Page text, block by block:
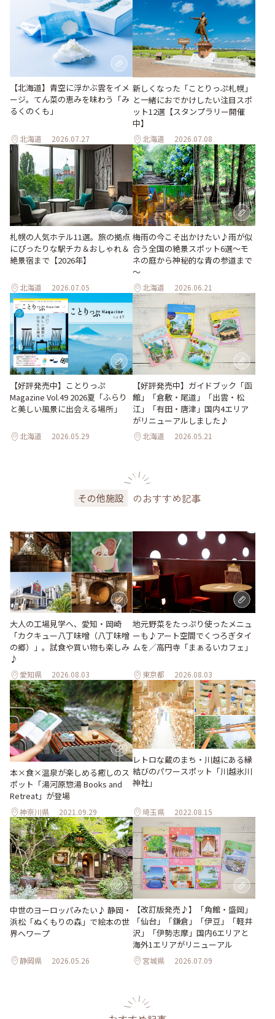
【北海道】青空に浮かぶ雲をイメ
ージ。てん菜の恵みを味わう「み
るくのくも」
北海道 2026.07.27
新しくなった「ことりっぷ札幌」
と一緒におでかけしたい注目スポ
ット12選【スタンプラリー開催
中】
北海道 2026.07.08
札幌の人気ホテル11選。旅の拠点
にぴったりな駅チカ＆おしゃれ＆
絶景宿まで【2026年】
北海道 2026.07.05
梅雨の今こそ出かけたい♪雨が似
合う全国の絶景スポット6選～モ
ネの庭から神秘的な青の参道まで
～
北海道 2026.06.21
【好評発売中】ことりっぷ
Magazine Vol.49 2026夏「ふらり
と美しい風景に出会える場所」
北海道 2026.05.29
【好評発売中】ガイドブック「函
館」「倉敷・尾道」「出雲・松
江」「有田・唐津」国内4エリア
がリニューアルしました♪
北海道 2026.05.21
その他施設 のおすすめ記事
大人の工場見学へ、愛知・岡崎
「カクキュー八丁味噌（八丁味噌
の郷）」。試食や買い物も楽しみ
♪
愛知県 2026.08.03
地元野菜をたっぷり使ったメニュ
ーも♪アート空間でくつろぎタイ
ムを／高円寺「まぁるいカフェ」
東京都 2026.08.03
本×食×温泉が楽しめる癒しのス
ポット「湯河原惣湯 Books and
Retreat」が登場
神奈川県 2021.09.29
レトロな蔵のまち・川越にある縁
結びのパワースポット「川越氷川
神社」
埼玉県 2022.08.15
中世のヨーロッパみたい♪ 静岡・
浜松「ぬくもりの森」で絵本の世
界へワープ
静岡県 2026.05.26
【改訂版発売♪】「角館・盛岡」
「仙台」「鎌倉」「伊豆」「軽井
沢」「伊勢志摩」国内6エリアと
海外1エリアがリニューアル
宮城県 2026.07.09